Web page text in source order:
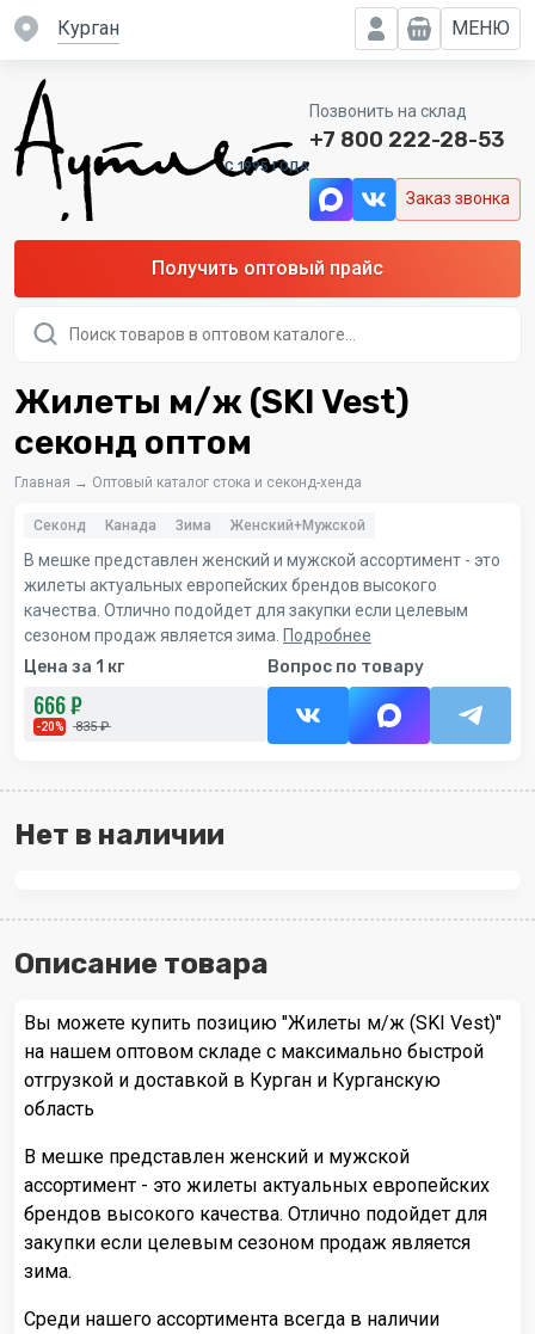
Курган МЕНЮ
C 1995 ГОДА
Позвонить на склад
+7 800 222-28-53
Заказ звонка
Получить оптовый прайс
товаров
Жилеты м/ж (SKI Vest)
секонд оптом
Главная → Оптовый каталог стока и секонд-хенда
Секонд Канада Зима Женский+Мужской
В мешке представлен женский и мужской ассортимент - это
жилеты актуальных европейских брендов высокого
качества. Отлично подойдет для закупки если целевым
сезоном продаж является зима. Подробнее
Цена за 1 кг
666 ₽
-20% 835 ₽
Вопрос по товару
Нет в наличии
Описание товара
Вы можете купить позицию "Жилеты м/ж (SKI Vest)"
на нашем оптовом складе с максимально быстрой
отгрузкой и доставкой в Курган и Курганскую
область
В мешке представлен женский и мужской
ассортимент - это жилеты актуальных европейских
брендов высокого качества. Отлично подойдет для
закупки если целевым сезоном продаж является
зима.
Среди нашего ассортимента всегда в наличии